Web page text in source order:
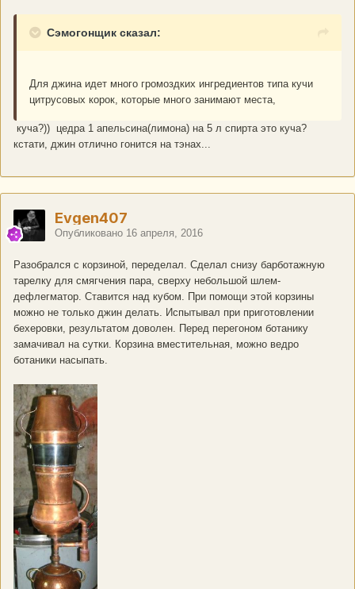
Сэмогонщик сказал:
Для джина идет много громоздких ингредиентов типа кучи
цитрусовых корок, которые много занимают места,
куча?)) цедра 1 апельсина(лимона) на 5 л спирта это куча?
кстати, джин отлично гонится на тэнах...
Evgen407
Опубликовано 16 апреля, 2016
Разобрался с корзиной, переделал. Сделал снизу барботажную
тарелку для смягчения пара, сверху небольшой шлем-
дефлегматор. Ставится над кубом. При помощи этой корзины
можно не только джин делать. Испытывал при приготовлении
бехеровки, результатом доволен. Перед перегоном ботанику
замачивал на сутки. Корзина вместительная, можно ведро
ботаники насыпать.